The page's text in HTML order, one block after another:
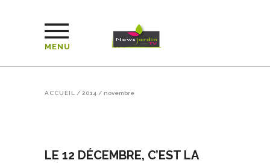
MENU
ACCUEIL / 2014 / novembre
LE 12 DÉCEMBRE, C’EST LA